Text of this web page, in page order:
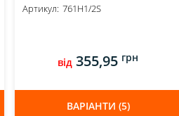
Артикул: 761H1/2S
від 355,95 грн
ВАРІАНТИ (5)